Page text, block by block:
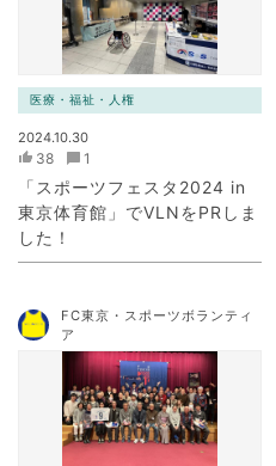
医療・福祉・人権
2024.10.30
38 1
「スポーツフェスタ2024 in
東京体育館」でVLNをPRしま
した！
FC東京・スポーツボランティ
ア